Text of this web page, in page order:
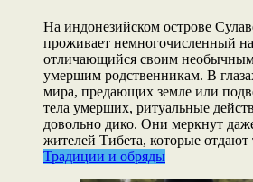
На индонезийском острове
проживает немногочисленный
отличающийся своим
умершим родственникам. В
мира, предающих земле или
тела умерших, ритуальные
довольно дико. Они меркнут
жителей Тибета, которые отдают
Традиции и обряды